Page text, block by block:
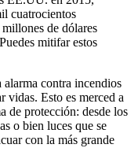
cuatrocientos
de dólares
mitifar estos
contra incendios
vidas. Esto es merced a
de protección: desde los
o bien luces que se
con la más grande